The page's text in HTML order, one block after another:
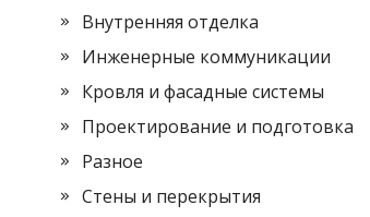
Внутренняя отделка
Инженерные коммуникации
Кровля и фасадные системы
Проектирование и подготовка
Разное
Стены и перекрытия